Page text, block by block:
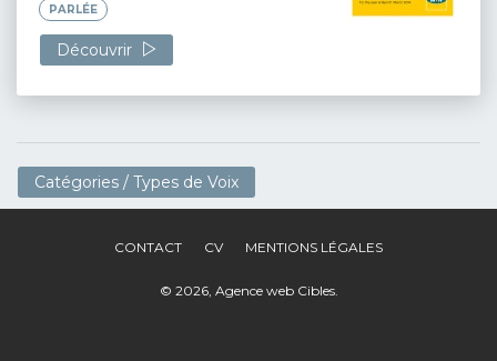
PARLÉE
Découvrir
Catégories / Types de Voix
CONTACT CV MENTIONS LÉGALES
© 2026, Agence web Cibles.